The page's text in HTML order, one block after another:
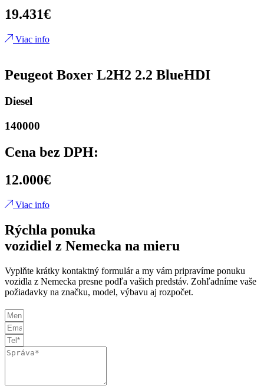
19.431€
Viac info
Peugeot Boxer L2H2 2.2 BlueHDI
Diesel
140000
Cena bez DPH:
12.000€
Viac info
Rýchla ponuka
vozidiel z Nemecka na mieru
Vyplňte krátky kontaktný formulár a my vám pripravíme ponuku
vozidla z Nemecka presne podľa vašich predstáv. Zohľadníme vaše
požiadavky na značku, model, výbavu aj rozpočet.